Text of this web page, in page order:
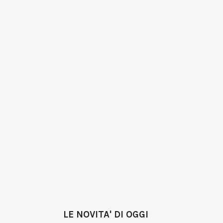
LE NOVITA' DI OGGI